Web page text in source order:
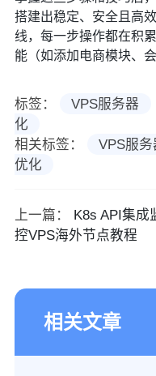
搭建出稳定、安全且高
线，每一步操作都在积
能（如添加电商模块、
标签： VPS服务器
化
相关标签：
VPS服务
优化
上一篇：
K8s API集成
控VPS海外节点教程
相关文章